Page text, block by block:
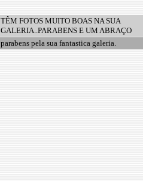
TÊM FOTOS MUITO BOAS NA SUA
GALERIA..PARABENS E UM ABRAÇO
parabens pela sua fantastica galeria.